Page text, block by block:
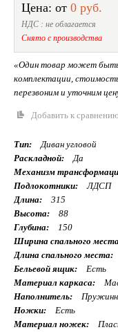
Цена: от 0 руб.
НДС : не облагается
Снято с производства
«Один товар может быть
комплектации,
перезвоним и уточним
Добавить к сравнению
Тип:
Диван угловой
Раскладной:
Да
Механизм
Подлокотники:
ЛДСП
Длина:
315
Высота:
88
Глубина:
150
Ширина спального
Длина спального места:
Бельевой ящик:
Есть
Материал каркаса:
Наполнитель:
Ножки:
Есть
Материал ножек: